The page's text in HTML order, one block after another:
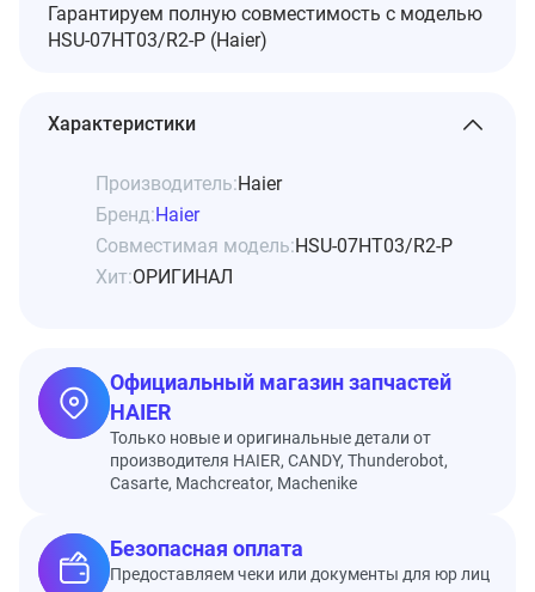
Гарантируем полную совместимость с моделью
HSU-07HT03/R2-P (Haier)
Характеристики
Производитель:Haier
Бренд:Haier
Совместимая модель:HSU-07HT03/R2-P
Хит:ОРИГИНАЛ
Официальный магазин запчастей
HAIER
Только новые и оригинальные детали от
производителя HAIER, CANDY, Thunderobot,
Casarte, Machcreator, Machenike
Безопасная оплата
Предоставляем чеки или документы для юр лиц